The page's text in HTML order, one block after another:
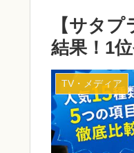
【サタ
結果！1
TV・メディア